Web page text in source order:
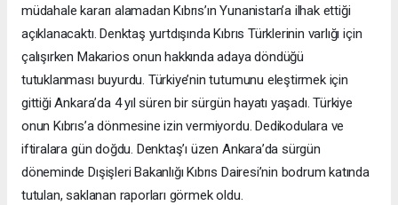
müdahale kararı alamadan Kıbrıs’ın Yunanistan’a ilhak ettiği
açıklanacaktı. Denktaş yurtdışında Kıbrıs Türklerinin varlığı için
çalışırken Makarios onun hakkında adaya döndüğü
tutuklanması buyurdu. Türkiye’nin tutumunu eleştirmek için
gittiği Ankara’da 4 yıl süren bir sürgün hayatı yaşadı. Türkiye
onun Kıbrıs’a dönmesine izin vermiyordu. Dedikodulara ve
iftiralara gün doğdu. Denktaş’ı üzen Ankara’da sürgün
döneminde Dışişleri Bakanlığı Kıbrıs Dairesi’nin bodrum katında
tutulan, saklanan raporları görmek oldu.